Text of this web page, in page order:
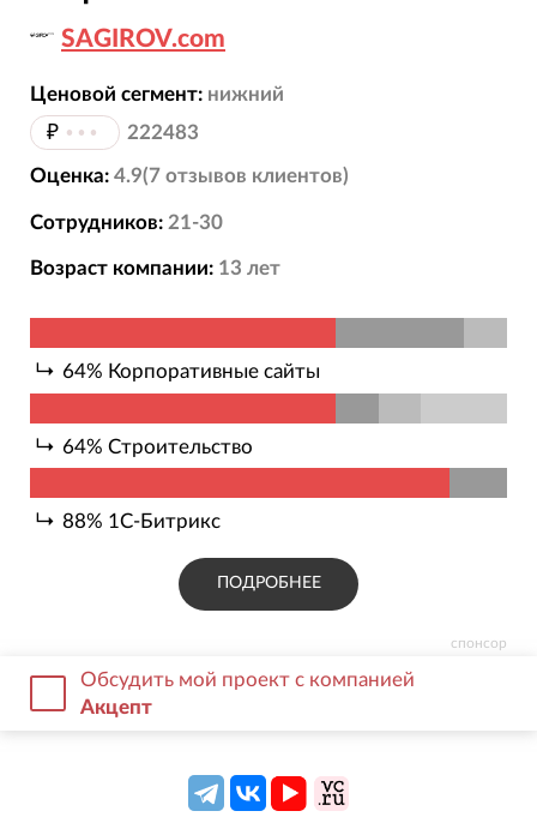
спонсор
SAGIROV.com
Ценовой сегмент: нижний
₽ ••• 222483
Оценка: 4.9(7 отзывов клиентов)
Сотрудников: 21-30
Возраст компании: 13 лет
64% Корпоративные сайты
64% Строительство
88% 1С-Битрикс
ПОДРОБНЕЕ
Обсудить мой проект с компанией
Акцепт